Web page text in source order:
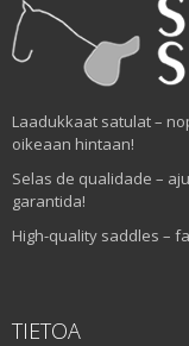
Laadukkaat satulat –
oikeaan hintaan!
Selas de qualidade –
garantida!
High-quality saddles –
TIETOA